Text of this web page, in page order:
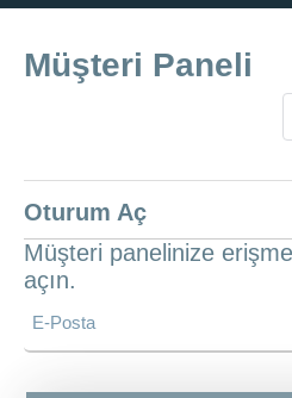
Müşteri Paneli
Oturum Aç
Müşteri panelinize
açın.